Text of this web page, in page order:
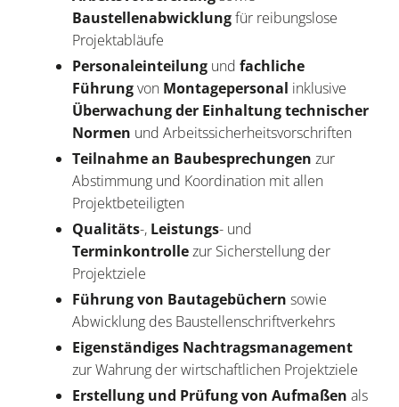
Baustellenabwicklungfür reibungslose
Projektabläufe
Personaleinteilung und fachliche
Führungvon Montagepersonal inklusive
Überwachung der Einhaltung technischer
Normen und Arbeitssicherheitsvorschriften
Teilnahme an Baubesprechungen zur
Abstimmung und Koordination mit allen
Projektbeteiligten
Qualitäts-, Leistungs- und
Terminkontrollezur Sicherstellung der
Projektziele
Führung von Bautagebüchern sowie
Abwicklung des Baustellenschriftverkehrs
Eigenständiges Nachtragsmanagement
zur Wahrung der wirtschaftlichen Projektziele
Erstellung und Prüfung von Aufmaßen als